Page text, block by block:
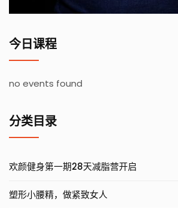
今日课程
no events found
分类目录
欢颜健身第一期28天减脂营开启
塑形小腰精，做紧致女人